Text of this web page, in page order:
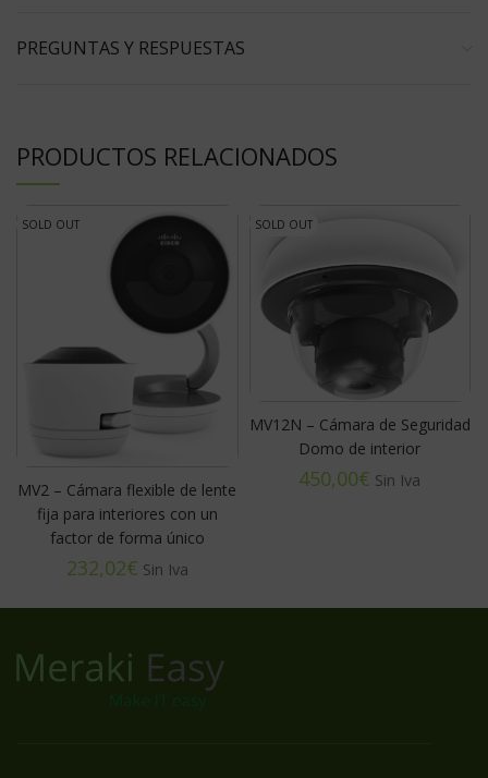
PREGUNTAS Y RESPUESTAS
PRODUCTOS RELACIONADOS
SOLD OUT
MV2 – Cámara flexible de lente
fija para interiores con un
factor de forma único
€
SOLD OUT
MV12N – Cámara de Seguridad
Domo de interior
€